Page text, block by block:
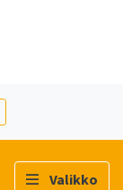
Valikko